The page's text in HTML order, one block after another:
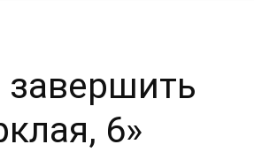
завершить
6»